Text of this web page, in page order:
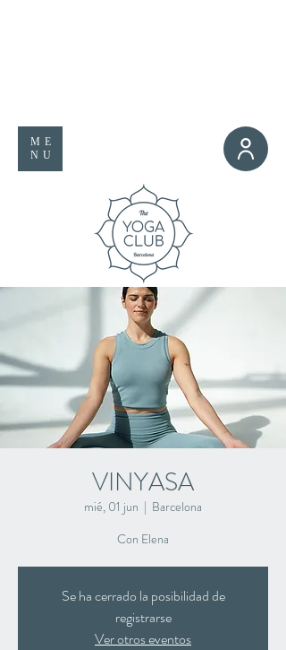
ME
NU
VINYASA
mié, 01 jun
  |
Barcelona
Con Elena
Se ha cerrado la posibilidad de
registrarse
Ver otros eventos